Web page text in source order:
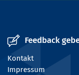
Feedback
Kontakt
Impressum